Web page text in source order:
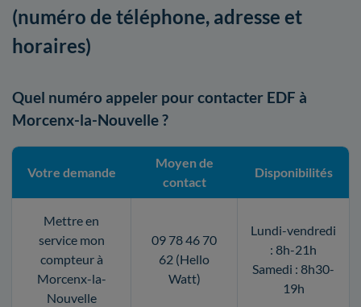
(numéro de téléphone, adresse et
horaires)
Quel numéro appeler pour contacter EDF à
Morcenx-la-Nouvelle ?
Votre demande
Moyen de
contact
Disponibilités
Mettre en
service mon
compteur à
Morcenx-la-
Nouvelle
09 78 46 70
62 (Hello
Watt)
Lundi-vendredi
: 8h-21h
Samedi : 8h30-
19h